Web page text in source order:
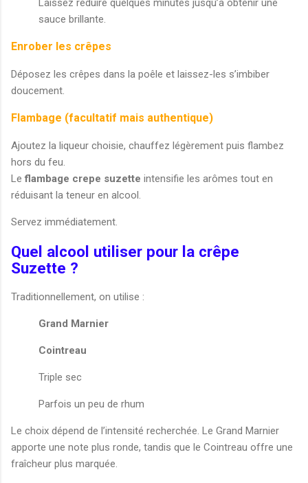
Laissez réduire quelques minutes jusqu’à obtenir une
sauce brillante.
Enrober les crêpes
Déposez les crêpes dans la poêle et laissez-les s’imbiber
doucement.
Flambage (facultatif mais authentique)
Ajoutez la liqueur choisie, chauffez légèrement puis flambez
hors du feu.
Leflambage crepe suzette intensifie les arômes tout en
réduisant la teneur en alcool.
Servez immédiatement.
Quel alcool utiliser pour la crêpe
Suzette ?
Traditionnellement, on utilise :
Grand Marnier
Cointreau
Triple sec
Parfois un peu de rhum
Le choix dépend de l’intensité recherchée. Le Grand Marnier
apporte une note plus ronde, tandis que le Cointreau offre une
fraîcheur plus marquée.